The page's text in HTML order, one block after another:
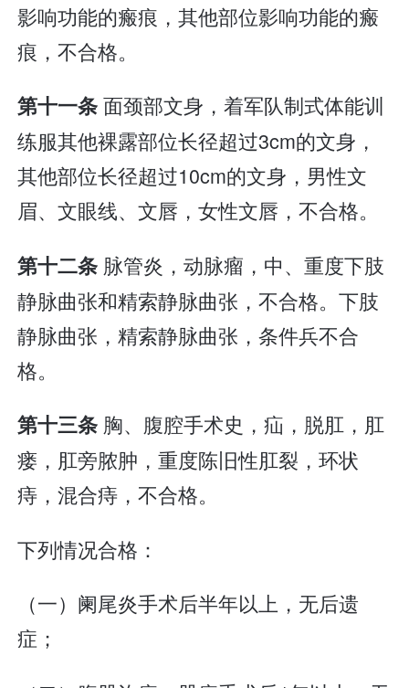
影响功能的瘢痕，其他部位影响功能的瘢
痕，不合格。
第十一条面颈部文身，着军队制式体能训
练服其他裸露部位长径超过3cm的文身，
其他部位长径超过10cm的文身，男性文
眉、文眼线、文唇，女性文唇，不合格。
第十二条 脉管炎，动脉瘤，中、重度下肢
静脉曲张和精索静脉曲张，不合格。下肢
静脉曲张，精索静脉曲张，条件兵不合
格。
第十三条 胸、腹腔手术史，疝，脱肛，肛
瘘，肛旁脓肿，重度陈旧性肛裂，环状
痔，混合痔，不合格。
下列情况合格：
（一）阑尾炎手术后半年以上，无后遗
症；